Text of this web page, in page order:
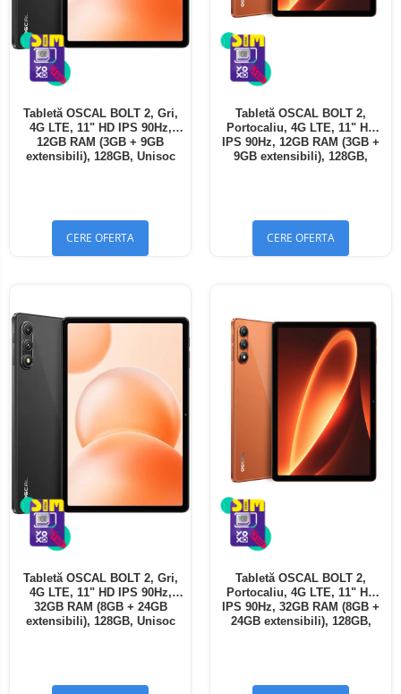
Tabletă OSCAL BOLT 2, Gri,
4G LTE, 11" HD IPS 90Hz,
12GB RAM (3GB + 9GB
extensibili), 128GB, Unisoc
CERE OFERTA
Tabletă OSCAL BOLT 2,
Portocaliu, 4G LTE, 11" HD
IPS 90Hz, 12GB RAM (3GB +
9GB extensibili), 128GB,
CERE OFERTA
Tabletă OSCAL BOLT 2, Gri,
4G LTE, 11" HD IPS 90Hz,
32GB RAM (8GB + 24GB
extensibili), 128GB, Unisoc
Tabletă OSCAL BOLT 2,
Portocaliu, 4G LTE, 11" HD
IPS 90Hz, 32GB RAM (8GB +
24GB extensibili), 128GB,